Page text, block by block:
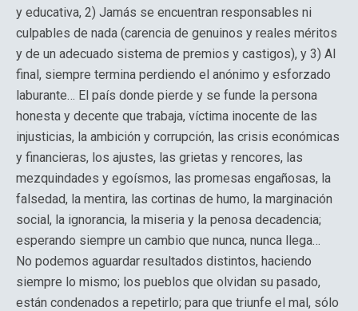
y educativa, 2) Jamás se encuentran responsables ni
culpables de nada (carencia de genuinos y reales méritos
y de un adecuado sistema de premios y castigos), y 3) Al
final, siempre termina perdiendo el anónimo y esforzado
laburante… El país donde pierde y se funde la persona
honesta y decente que trabaja, víctima inocente de las
injusticias, la ambición y corrupción, las crisis económicas
y financieras, los ajustes, las grietas y rencores, las
mezquindades y egoísmos, las promesas engañosas, la
falsedad, la mentira, las cortinas de humo, la marginación
social, la ignorancia, la miseria y la penosa decadencia;
esperando siempre un cambio que nunca, nunca llega…
No podemos aguardar resultados distintos, haciendo
siempre lo mismo; los pueblos que olvidan su pasado,
están condenados a repetirlo; para que triunfe el mal, sólo